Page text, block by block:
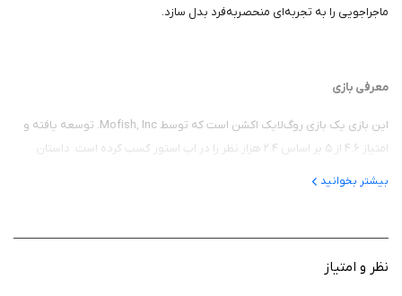
ماجراجویی را به تجربه‌ای منحصربه‌فرد بدل سازد.
معرفی بازی
این بازی یک بازی روگ‌لایک اکشن است که توسط Mofish, Inc. توسعه یافته و
امتیاز ۴.۶ از ۵ بر اساس ۲.۴ هزار نظر را در اپ استور کسب کرده است. داستان
و بازیکنان را به کاوش بی‌پایان ترغیب می‌کند.
بیشتر بخوانید
نظر و امتیاز